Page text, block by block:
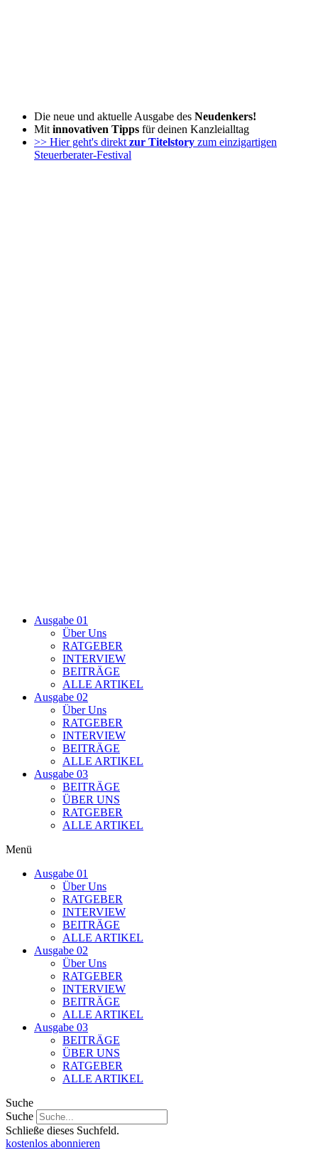
Die neue und aktuelle Ausgabe des Neudenkers!
Mit innovativen Tipps für deinen Kanzleialltag
>> Hier geht's direkt zur Titelstory zum einzigartigen
Steuerberater-Festival
Ausgabe 01
Über Uns
RATGEBER
INTERVIEW
BEITRÄGE
ALLE ARTIKEL
Ausgabe 02
Über Uns
RATGEBER
INTERVIEW
BEITRÄGE
ALLE ARTIKEL
Ausgabe 03
BEITRÄGE
ÜBER UNS
RATGEBER
ALLE ARTIKEL
Menü
Ausgabe 01
Über Uns
RATGEBER
INTERVIEW
BEITRÄGE
ALLE ARTIKEL
Ausgabe 02
Über Uns
RATGEBER
INTERVIEW
BEITRÄGE
ALLE ARTIKEL
Ausgabe 03
BEITRÄGE
ÜBER UNS
RATGEBER
ALLE ARTIKEL
Suche
Suche
Schließe dieses Suchfeld.
kostenlos abonnieren